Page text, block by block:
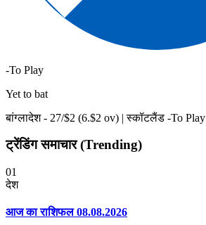
-To Play
Yet to bat
बांग्लादेश - 27/$2 (6.$2 ov) | स्कॉटलैंड -To Play
ट्रेंडिंग समाचार (Trending)
01
देश
आज का राशिफल 08.08.2026